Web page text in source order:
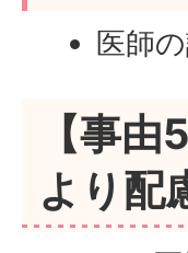
医師
【事
より配